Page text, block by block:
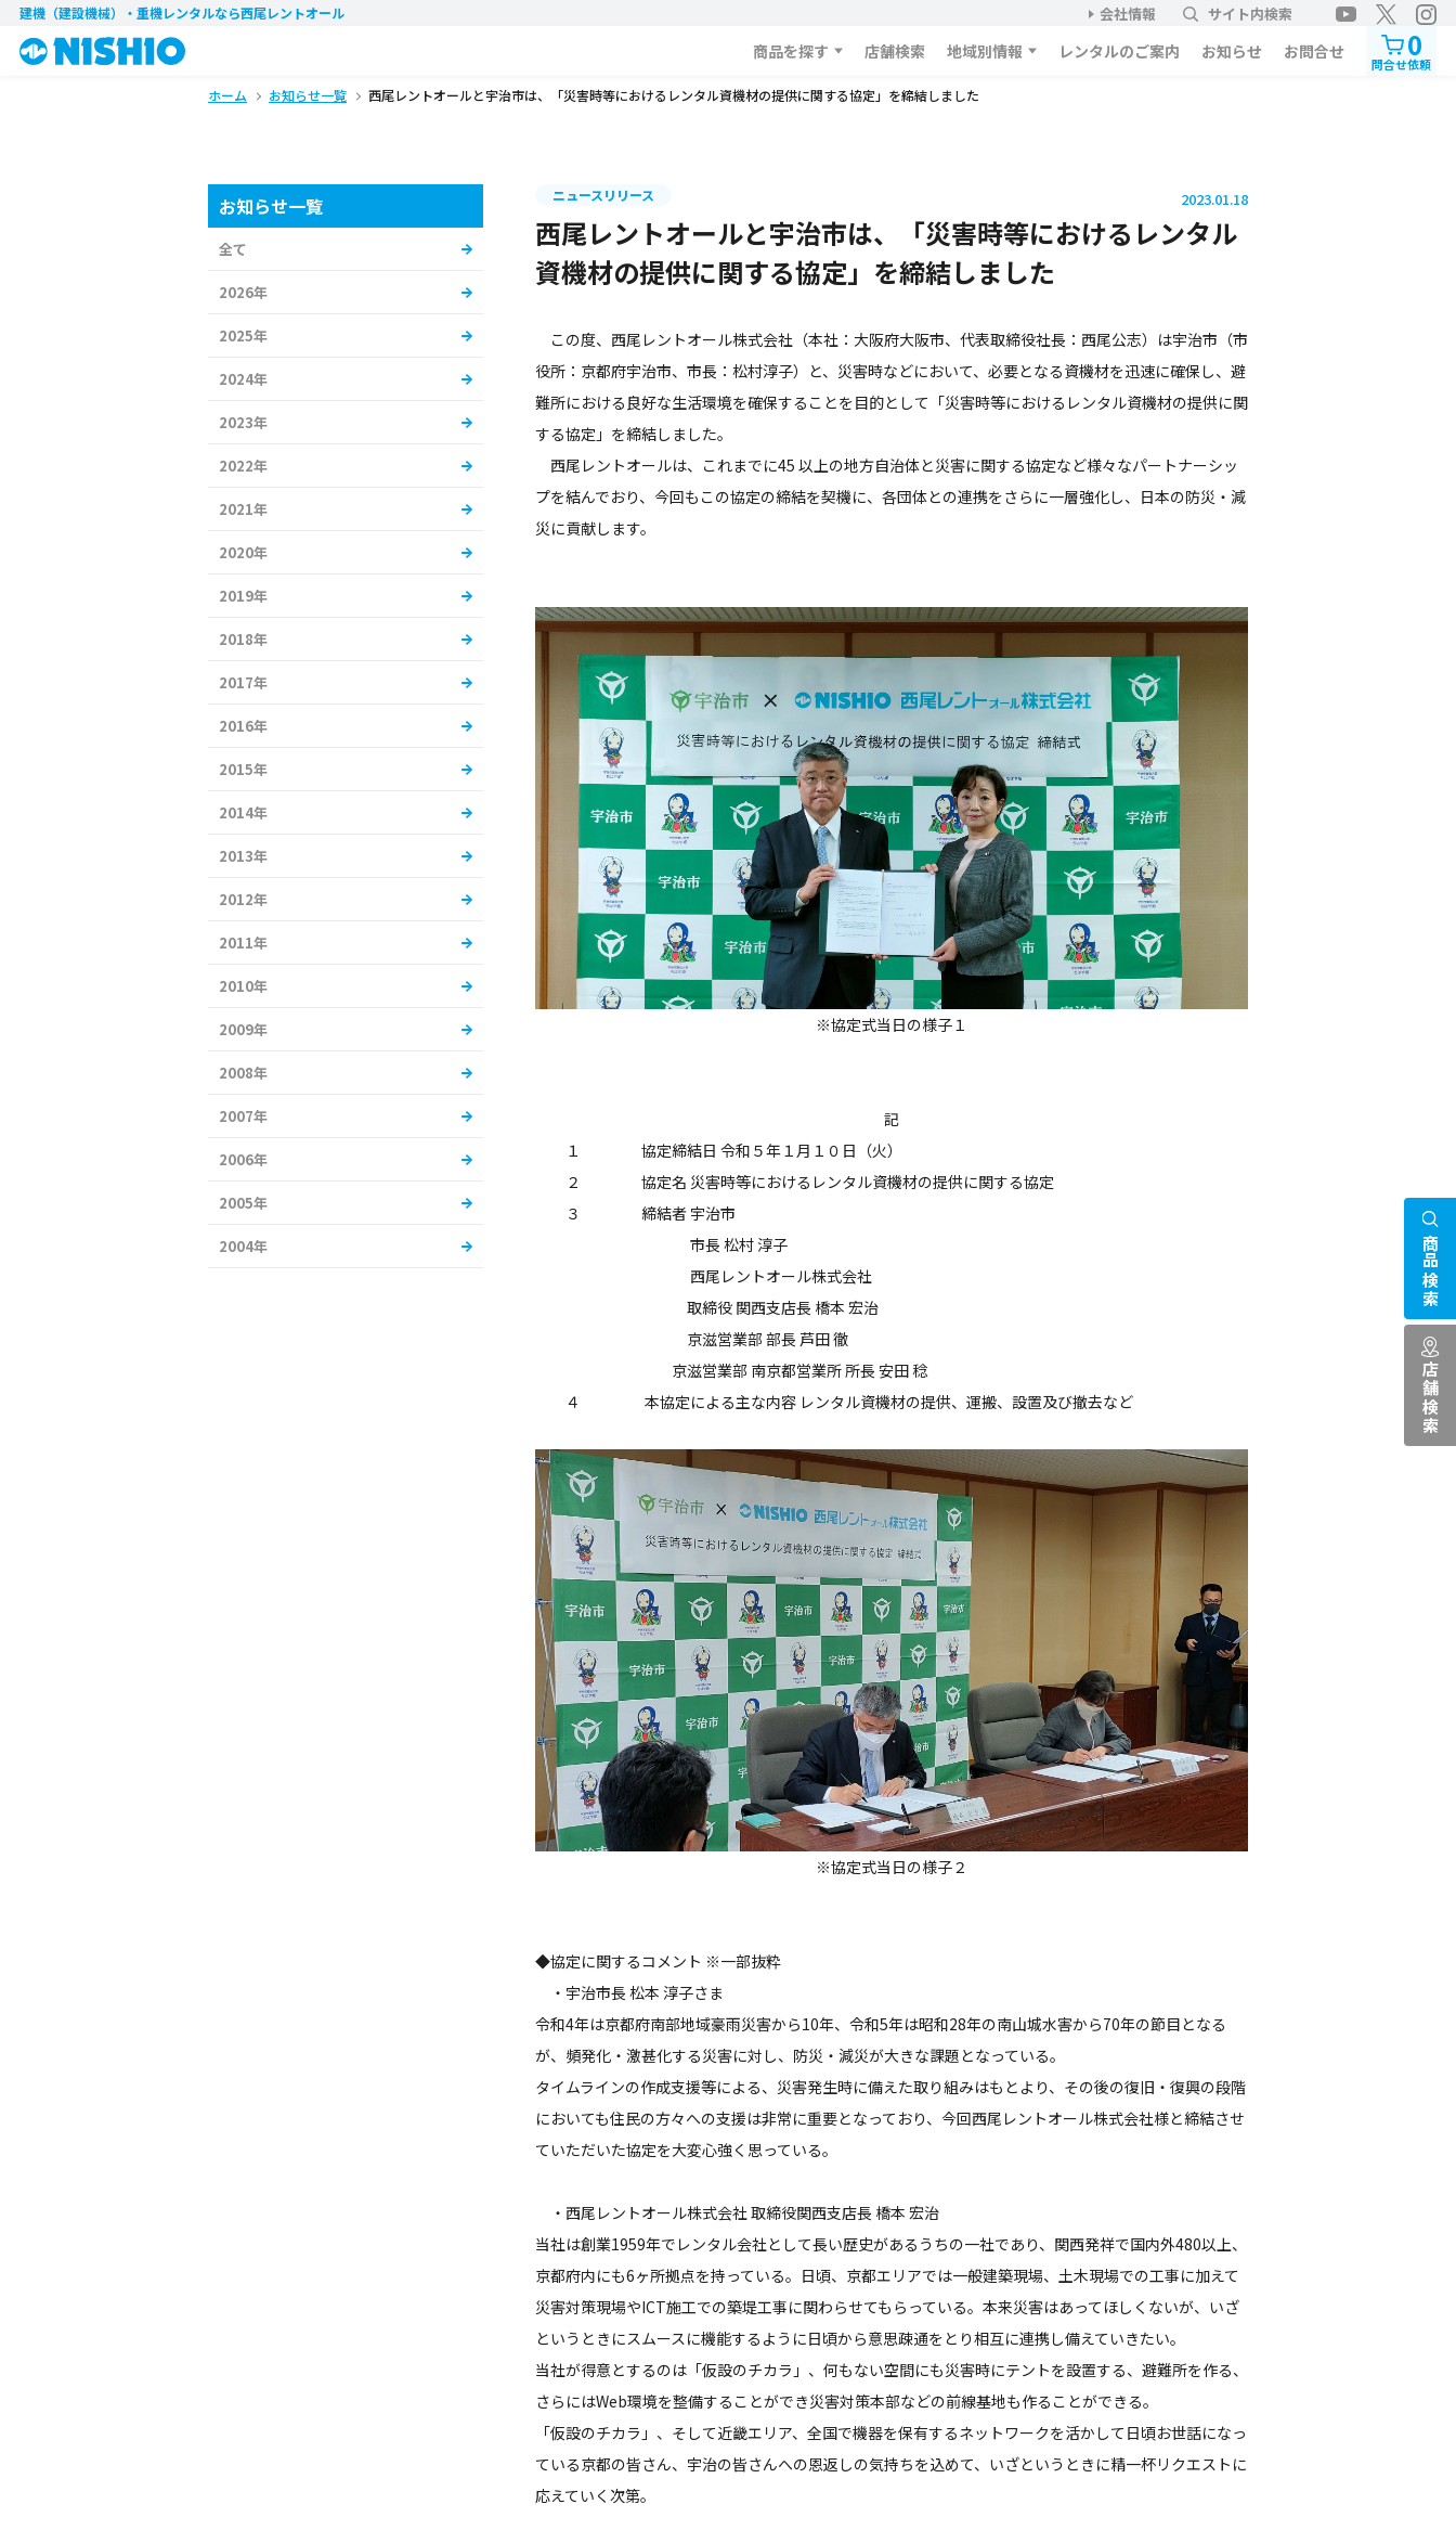
建機（建設機械）・重機レンタルなら西尾レントオール 会社情報 サイト内検索
商品を探す 店舗検索 地域別情報 レンタルのご案内 お知らせ お問合せ 0
問合せ依頼
ホーム お知らせ一覧 西尾レントオールと宇治市は、「災害時等におけるレンタル資機材の提供に関する協定」を締結しました
ニュースリリース 2023.01.18
西尾レントオールと宇治市は、「災害時等におけるレンタル
資機材の提供に関する協定」を締結しました
この度、西尾レントオール株式会社（本社：大阪府大阪市、代表取締役社長：西尾公志）は宇治市（市
役所：京都府宇治市、市長：松村淳子）と、災害時などにおいて、必要となる資機材を迅速に確保し、避
難所における良好な生活環境を確保することを目的として「災害時等におけるレンタル資機材の提供に関
する協定」を締結しました。
西尾レントオールは、これまでに45 以上の地方自治体と災害に関する協定など様々なパートナーシッ
プを結んでおり、今回もこの協定の締結を契機に、各団体との連携をさらに一層強化し、日本の防災・減
災に貢献します。
※協定式当日の様子１
記
１ 協定締結日 令和５年１月１０日（火）
２ 協定名 災害時等におけるレンタル資機材の提供に関する協定
３ 締結者 宇治市
市長 松村 淳子
西尾レントオール株式会社
取締役 関西支店長 橋本 宏治
京滋営業部 部長 芦田 徹
京滋営業部 南京都営業所 所長 安田 稔
４ 本協定による主な内容 レンタル資機材の提供、運搬、設置及び撤去など
※協定式当日の様子２
◆協定に関するコメント ※一部抜粋
・宇治市長 松本 淳子さま
令和4年は京都府南部地域豪雨災害から10年、令和5年は昭和28年の南山城水害から70年の節目となる
が、頻発化・激甚化する災害に対し、防災・減災が大きな課題となっている。
タイムラインの作成支援等による、災害発生時に備えた取り組みはもとより、その後の復旧・復興の段階
においても住民の方々への支援は非常に重要となっており、今回西尾レントオール株式会社様と締結させ
ていただいた協定を大変心強く思っている。
・西尾レントオール株式会社 取締役関西支店長 橋本 宏治
当社は創業1959年でレンタル会社として長い歴史があるうちの一社であり、関西発祥で国内外480以上、
京都府内にも6ヶ所拠点を持っている。日頃、京都エリアでは一般建築現場、土木現場での工事に加えて
災害対策現場やICT施工での築堤工事に関わらせてもらっている。本来災害はあってほしくないが、いざ
というときにスムースに機能するように日頃から意思疎通をとり相互に連携し備えていきたい。
当社が得意とするのは「仮設のチカラ」、何もない空間にも災害時にテントを設置する、避難所を作る、
さらにはWeb環境を整備することができ災害対策本部などの前線基地も作ることができる。
「仮設のチカラ」、そして近畿エリア、全国で機器を保有するネットワークを活かして日頃お世話になっ
ている京都の皆さん、宇治の皆さんへの恩返しの気持ちを込めて、いざというときに精一杯リクエストに
応えていく次第。
お知らせ一覧
全て
2026年
2025年
2024年
2023年
2022年
2021年
2020年
2019年
2018年
2017年
2016年
2015年
2014年
2013年
2012年
2011年
2010年
2009年
2008年
2007年
2006年
2005年
2004年
商品検索
店舗検索